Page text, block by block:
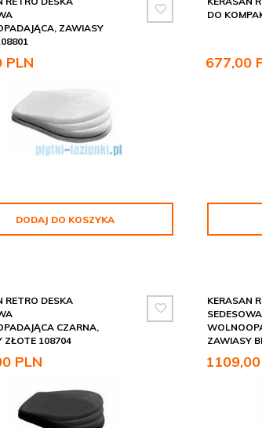
ZAWIASY
PLN
DODAJ DO KOSZYKA
DO
677,00
RETRO DESKA
CZARNA,
ZŁOTE 108704
PLN
KERASAN
SEDESOWA
ZAWIASY
1109,00